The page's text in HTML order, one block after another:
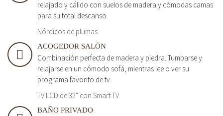
relajado y cálido con suelos de madera y cómodas camas
para su total descanso.
Nórdicos de plumas
ACOGEDOR SALÓN
Combinación perfecta de madera y piedra. Tumbarse y
relajarse en un cómodo sofá, mientras lee o ver su
programa favorito de tv.
TV LCD de 32" con Smart TV.
BAÑO PRIVADO